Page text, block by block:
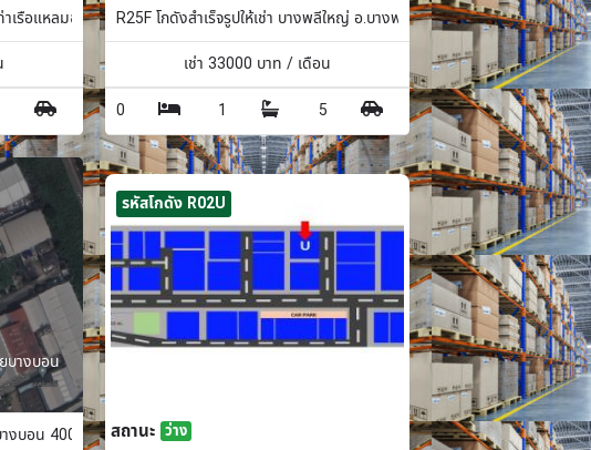
าเรือแหลมฉบัง 484 ตร.ม.R25F โกดังสำเร็จรูปให้เช่า บางพลีใหญ่ อ.บางพลี จ.สมุทรปราการ 300 ตรม.
เช่า 33000 บาท / เดือน
0
1 5
บางบอน
างบอน 400 ตรม.
รหัสโกดัง R02U
สถานะ ว่าง